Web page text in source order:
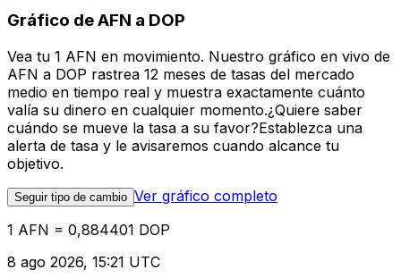
Gráfico de AFN a DOP
Vea tu 1 AFN en movimiento. Nuestro gráfico en vivo de
AFN a DOP rastrea 12 meses de tasas del mercado
medio en tiempo real y muestra exactamente cuánto
valía su dinero en cualquier momento.¿Quiere saber
cuándo se mueve la tasa a su favor?Establezca una
alerta de tasa y le avisaremos cuando alcance tu
objetivo.
Seguir tipo de cambio Ver gráfico completo
1 AFN = 0,884401 DOP
8 ago 2026, 15:21 UTC